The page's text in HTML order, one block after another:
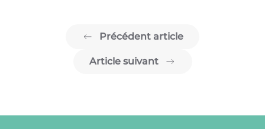
Précédent article
Article suivant